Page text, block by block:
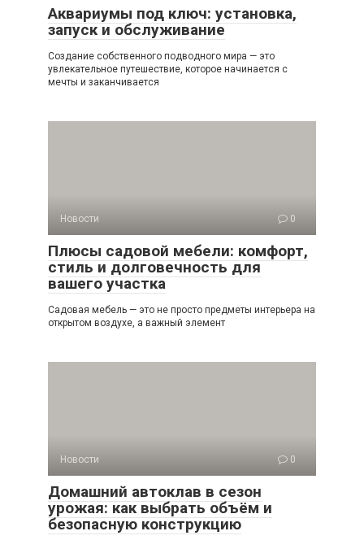
Аквариумы под ключ: установка,
запуск и обслуживание
Создание собственного подводного мира — это
увлекательное путешествие, которое начинается с
мечты и заканчивается
Новости 0
Плюсы садовой мебели: комфорт,
стиль и долговечность для
вашего участка
Садовая мебель — это не просто предметы интерьера на
открытом воздухе, а важный элемент
Новости 0
Домашний автоклав в сезон
урожая: как выбрать объём и
безопасную конструкцию